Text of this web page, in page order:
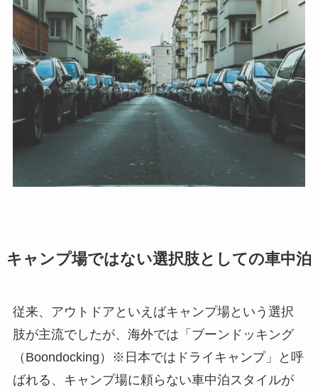
キャンプ場ではない選択肢としての車中泊
従来、アウトドアといえばキャンプ場という選択
肢が主流でしたが、海外では「ブーンドッキング
（Boondocking）※日本ではドライキャンプ」と呼
ばれる、キャンプ場に頼らない車中泊スタイルが